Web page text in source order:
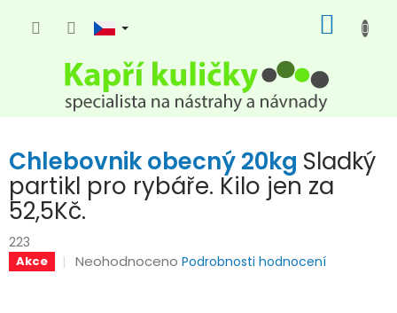
KOŠÍK
Chlebovnik obecný 20kg Sladký
partikl pro rybáře. Kilo jen za
52,5Kč.
223
Akce
Průměrné
Neohodnoceno Podrobnosti hodnocení